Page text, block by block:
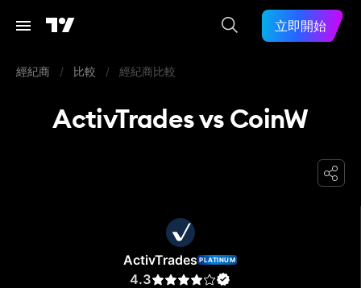
立即開始
經紀商 / 比較 / 經紀商比較
ActivTrades vs CoinW
ActivTrades PLATINUM
4.3